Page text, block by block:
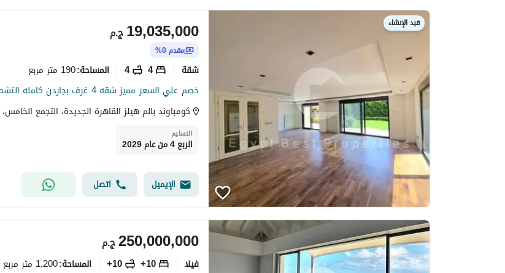
قيد الإنشاء
ج.م19,035,000
مقدم 0%
شقة 4
4 المساحة:190 متر مربع
التسليم
الربع 4 من عام 2029
الإيميل اتصل
ج.م250,000,000
فیلا 10+
10+ المساحة:1,200 متر مربع